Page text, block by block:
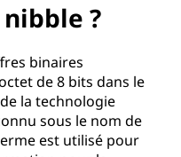
?
binaires
de 8 bits dans le
la technologie
sous le nom de
est utilisé pour